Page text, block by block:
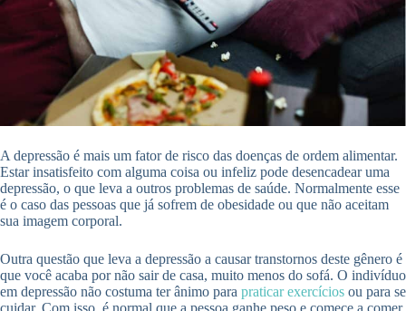
A depressão é mais um fator de risco das doenças de ordem alimentar.
Estar insatisfeito com alguma coisa ou infeliz pode desencadear uma
depressão, o que leva a outros problemas de saúde. Normalmente esse
é o caso das pessoas que já sofrem de obesidade ou que não aceitam
sua imagem corporal.
Outra questão que leva a depressão a causar transtornos deste gênero é
que você acaba por não sair de casa, muito menos do sofá. O indivíduo
em depressão não costuma ter ânimo para praticar exercícios ou para se